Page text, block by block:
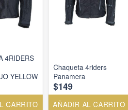
4RIDERS
YELLOW
CARRITO
Chaqueta 4riders
Panamera
$149
AÑADIR AL CARRITO